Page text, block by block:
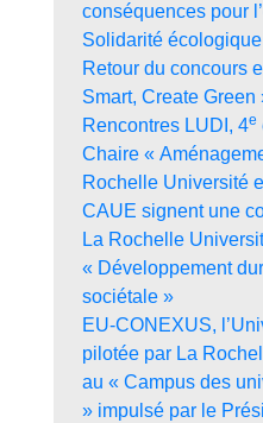
conséquences pour
Solidarité
Retour du concours
Smart, Create Green
Rencontres LUDI, 4e
Chaire «
Rochelle Université
CAUE signent une
La Rochelle
« Développement
sociétale »
EU-CONEXUS,
pilotée par La
au « Campus des
» impulsé par le